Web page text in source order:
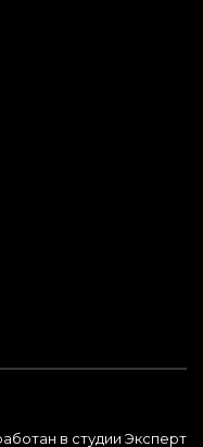
в студии Эксперт